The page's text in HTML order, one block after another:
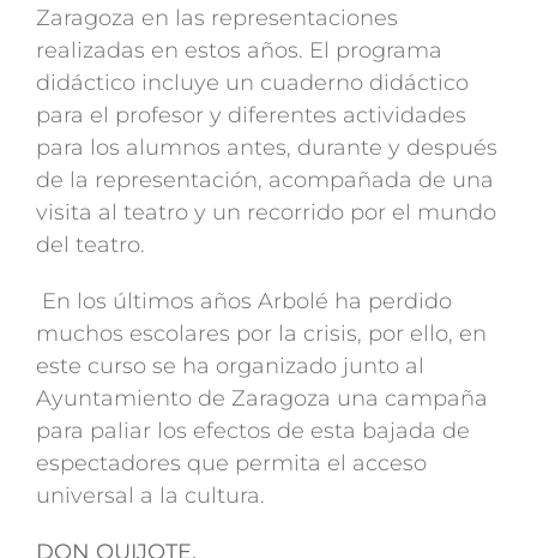
Zaragoza en las representaciones
realizadas en estos años. El programa
didáctico incluye un cuaderno didáctico
para el profesor y diferentes actividades
para los alumnos antes, durante y después
de la representación, acompañada de una
visita al teatro y un recorrido por el mundo
del teatro.
En los últimos años Arbolé ha perdido
muchos escolares por la crisis, por ello, en
este curso se ha organizado junto al
Ayuntamiento de Zaragoza una campaña
para paliar los efectos de esta bajada de
espectadores que permita el acceso
universal a la cultura.
DON QUIJOTE.